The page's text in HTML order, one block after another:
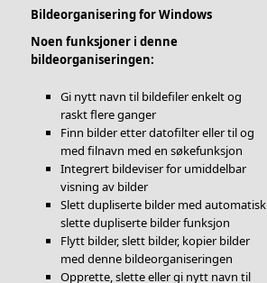
Bildeorganisering for Windows
Noen funksjoner i denne
bildeorganiseringen:
Gi nytt navn til bildefiler enkelt og
raskt flere ganger
Finn bilder etter datofilter eller til og
med filnavn med en søkefunksjon
Integrert bildeviser for umiddelbar
visning av bilder
Slett dupliserte bilder med automatisk
slette dupliserte bilder funksjon
Flytt bilder, slett bilder, kopier bilder
med denne bildeorganiseringen
Opprette, slette eller gi nytt navn til